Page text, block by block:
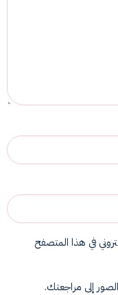
في هذا المتصفح
إلى مراجعتك.